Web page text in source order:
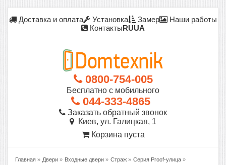
Доставка и оплата Установка Замер
Наши работы
КонтактыRUUA
0800-754-005
Бесплатно с мобильного
044-333-4865
Заказать обратный звонок
Киев, ул. Галицкая, 1
Корзина пуста
Главная » Двери » Входные двери » Страж » Серия Proof-улица »